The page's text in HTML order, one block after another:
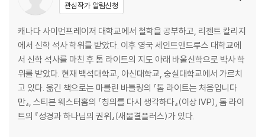
관심작가 알림신청
캐나다 사이먼프레이저 대학교에서 철학을 공부하고, 리젠트 칼리지
에서 신학 석사 학위를 받았다. 이후 영국 세인트앤드루스 대학교에
서 신학 석사를 마친 후 톰 라이트의 지도 아래 바울신학으로 박사 학
위를 받았다. 현재 백석대학교, 아신대학교, 숭실대학교에서 가르치
고 있다. 옮긴 책으로는 마를린 바틀링의 『톰 라이트는 처음입니다
만』, 스티븐 웨스터홈의 『칭의를 다시 생각하다』(이상 IVP), 톰 라이
트의 『성경과 하나님의 권위』(새물결플러스)가 있다.